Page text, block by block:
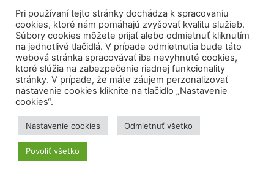
Pri používaní tejto stránky dochádza k spracovaniu
cookies, ktoré nám pomáhajú zvyšovať kvalitu služieb.
Súbory cookies môžete prijať alebo odmietnuť kliknutím
na jednotlivé tlačidlá. V prípade odmietnutia bude táto
webová stránka spracovávať iba nevyhnuté cookies,
ktoré slúžia na zabezpečenie riadnej funkcionality
stránky. V prípade, že máte záujem perzonalizovať
nastavenie cookies kliknite na tlačidlo „Nastavenie
cookies“.
Nastavenie cookies Odmietnuť všetko
Povoliť všetko